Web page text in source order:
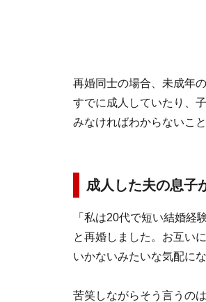
再婚同士の場合、未成年
すでに成人していたり、
みなければわからないこ
成人した夫の息子
「私は20代で短い結婚経
と再婚しました。お互い
いかないみたいな気配に
苦笑しながらそう言うの